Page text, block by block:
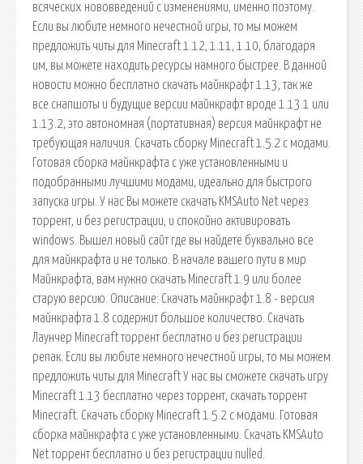
всяческих нововведений с изменениями, именно поэтому.
Если вы любите немного нечестной игры, то мы можем
предложить читы для Minecraft 1.12, 1.11, 1.10, благодаря
им, вы можете находить ресурсы намного быстрее. В данной
новости можно бесплатно скачать майнкрафт 1.13, так же
все снапшоты и будущие версии майнкрафт вроде 1.13.1 или
1.13.2, это автономная (портативная) версия майнкрафт не
требующая наличия. Скачать сборку Minecraft 1.5.2 с модами.
Готовая сборка майнкрафта с уже установленными и
подобранными лучшими модами, идеально для быстрого
запуска игры. У нас Вы можете скачать KMSAuto Net через
торрент, и без регистрации, и спокойно активировать
windows. Вышел новый сайт где вы найдете буквально все
для майнкрафта и не только. В начале вашего пути в мир
Майнкрафта, вам нужно скачать Minecraft 1.9 или более
старую версию. Описание: Скачать майнкрафт 1.8 - версия
майнкрафта 1.8 содержит большое количество. Скачать
Лаунчер Minecraft торрент бесплатно и без регистрации
репак. Если вы любите немного нечестной игры, то мы можем
предложить читы для Minecraft У нас вы сможете скачать игру
Minecraft 1.13 бесплатно через торрент, скачать торрент
Minecraft. Скачать сборку Minecraft 1.5.2 с модами. Готовая
сборка майнкрафта с уже установленными. Скачать KMSAuto
Net торрент бесплатно и без регистрации nulled.